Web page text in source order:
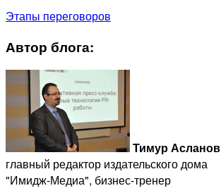
Этапы переговоров
Автор блога:
Тимур Асланов
главный редактор издательского дома
"Имидж-Медиа", бизнес-тренер